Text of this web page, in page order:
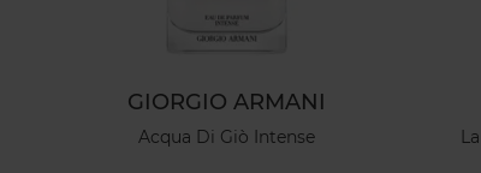
GIORGIO ARMANI
Acqua Di Giò Intense